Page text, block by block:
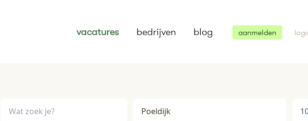
vacatures bedrijven blog aanmelden